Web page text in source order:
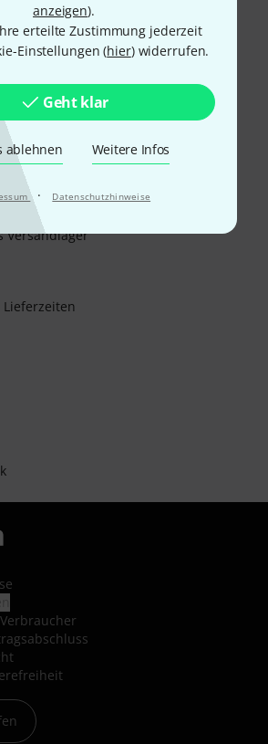
anzeigen).
erteilte Zustimmung jederzeit
Einstellungen (hier) widerrufen.
Geht klar
ablehnen Weitere Infos
· Datenschutzhinweise
Garantie
Garantie
Versandlager